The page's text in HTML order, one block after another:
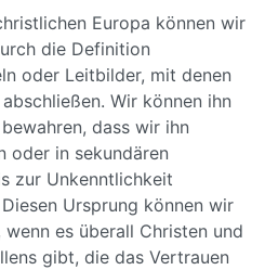
Europa können wir
die Definition
oder Leitbilder, mit denen
Wir können ihn
dass wir ihn
oder in sekundären
zur Unkenntlichkeit
Ursprung können wir
es überall Christen und
gibt, die das Vertrauen